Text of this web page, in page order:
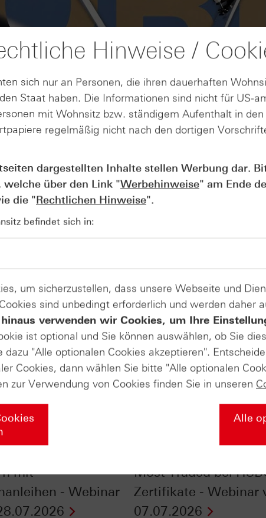
AUGUST
04
Der Blick ins Kleingedruckte:
Kündigungen bei Derivaten -
vom 04.08.2026
mit
- Webinar
Most Traded bei
Zertifikate - Webinar
07.07.2026
Hinweise /
sich nur an Personen, die ihren dauerhaften
Staat haben. Die Informationen sind nicht für US-
mit Wohnsitz bzw. ständigem Aufenthalt in
regelmäßig nicht nach den dortigen
dargestellten Inhalte stellen Werbung dar.
über den Link "Werbehinweise" am Ende
die "Rechtlichen Hinweise".
befindet sich in:
um sicherzustellen, dass unsere Webseite und
sind unbedingt erforderlich und werden daher
verwenden wir Cookies, um Ihre
ist optional und Sie können auswählen, ob Sie
dazu "Alle optionalen Cookies akzeptieren".
Cookies, dann wählen Sie bitte "Alle optionalen
zur Verwendung von Cookies finden Sie in unseren
Alle